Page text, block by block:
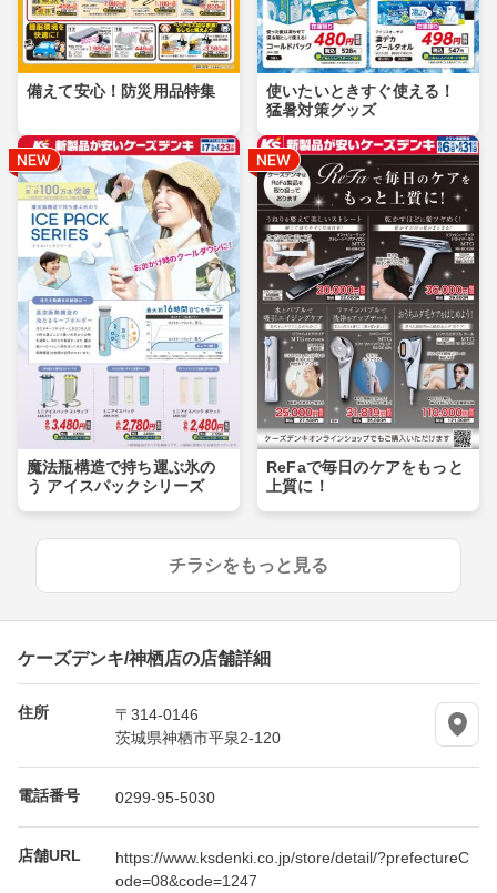
備えて安心！防災用品特集
使いたいときすぐ使える！
猛暑対策グッズ
魔法瓶構造で持ち運ぶ氷の
う アイスパックシリーズ
ReFaで毎日のケアをもっと
上質に！
チラシをもっと見る
ケーズデンキ/神栖店の店舗詳細
住所
〒314-0146
茨城県神栖市平泉2-120
電話番号 0299-95-5030
店舗URL
https://www.ksdenki.co.jp/store/detail/?prefectureC
ode=08&code=1247